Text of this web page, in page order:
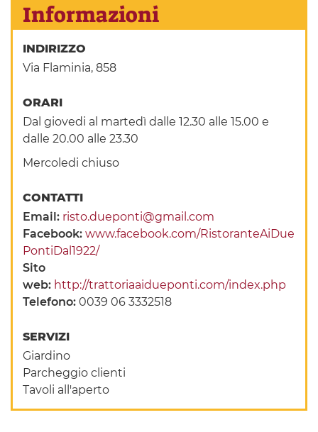
Informazioni
INDIRIZZO
Via Flaminia, 858
ORARI
Dal giovedi al martedì dalle 12.30 alle 15.00 e
dalle 20.00 alle 23.30
Mercoledi chiuso
CONTATTI
Email: risto.dueponti@gmail.com
Facebook:www.facebook.com/RistoranteAiDue
PontiDal1922/
Sito
web: http://trattoriaaidueponti.com/index.php
Telefono:0039 06 3332518
SERVIZI
Giardino
Parcheggio clienti
Tavoli all'aperto